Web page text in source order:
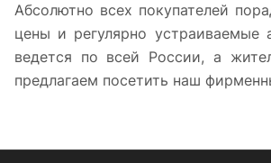
Абсолютно всех покупателей
цены и регулярно устраиваемые
ведется по всей России, а
предлагаем посетить наш